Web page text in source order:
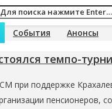
События Анонсы
темпо-
при поддержке
пенсионеров,